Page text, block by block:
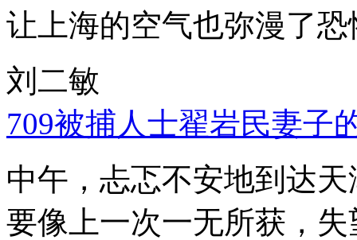
让上海的空气也弥漫了
刘二敏
709被捕人士翟岩民妻子
中午，忐忑不安地到达
要像上一次一无所获，